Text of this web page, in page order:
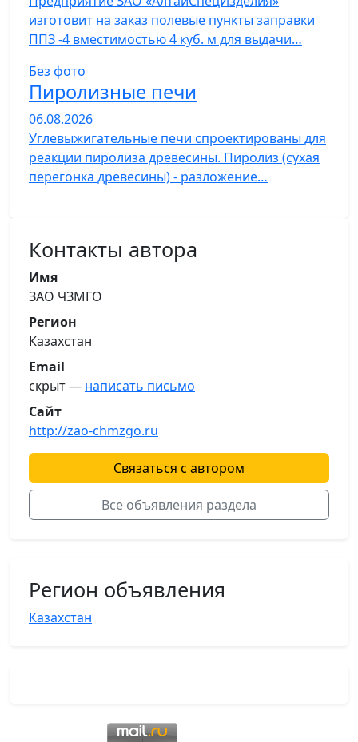
изготовит на заказ полевые пункты заправки
ППЗ -4 вместимостью 4 куб. м для выдачи…
Без фото
Пиролизные печи
06.08.2026
Углевыжигательные печи спроектированы для
реакции пиролиза древесины. Пиролиз (сухая
перегонка древесины) - разложение…
Контакты автора
Имя
ЗАО ЧЗМГО
Регион
Казахстан
Email
скрыт — написать письмо
Сайт
http://zao-chmzgo.ru
Связаться с автором
Все объявления раздела
Регион объявления
Казахстан